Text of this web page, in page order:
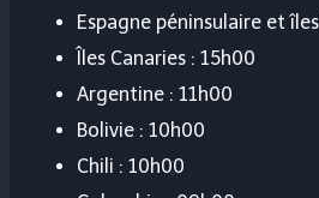
Espagne péninsulaire et
Îles Canaries : 15h00
Argentine : 11h00
Bolivie : 10h00
Chili : 10h00